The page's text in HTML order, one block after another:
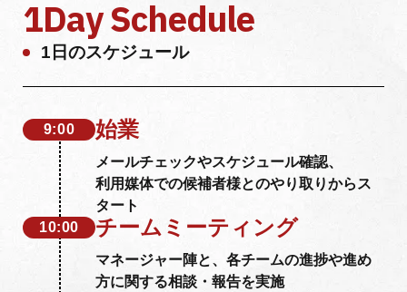
1Day Schedule
1日のスケジュール
9:00 始業
メールチェックやスケジュール確認、
利用媒体での候補者様とのやり取りからス
タート
10:00
チームミーティング
マネージャー陣と、各チームの進捗や進め
方に関する相談・報告を実施